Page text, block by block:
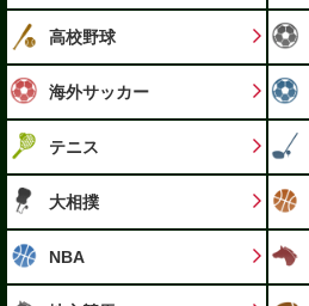
高校野球
海外サッカー
テニス
大相撲
NBA